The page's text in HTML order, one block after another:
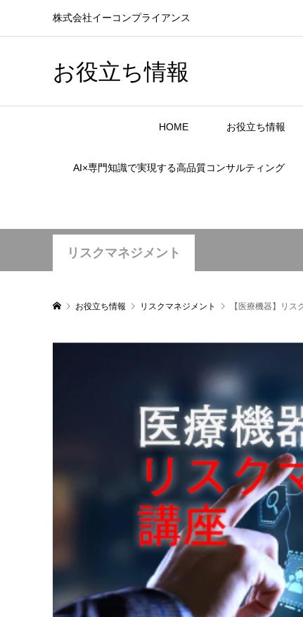
株式会社イーコンプライアンス
お役立ち情報
HOME お役立ち情報
AI×専門知識で実現する高品質コンサルティング
リスクマネジメント
お役立ち情報 リスクマネジメント 【医療機器】リ